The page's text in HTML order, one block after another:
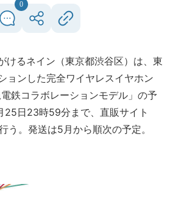
0
けるネイン（東京都渋谷区）は、東
ョンした完全ワイヤレスイヤホン
鉄コラボレーションモデル」の予
25日23時59分まで、直販サイト
う。発送は5月から順次の予定。